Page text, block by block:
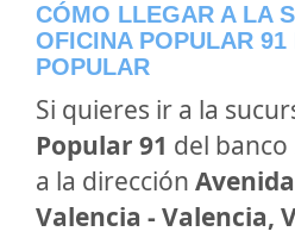
CÓMO LLEGAR A LA
OFICINA POPULAR
POPULAR
Si quieres ir a la
Popular 91 del banco
a la dirección
Valencia - Valencia,